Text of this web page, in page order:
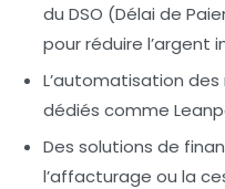
du DSO (Délai de
pour réduire l’argent
L’automatisation
dédiés comme
Des solutions de
l’affacturage ou la